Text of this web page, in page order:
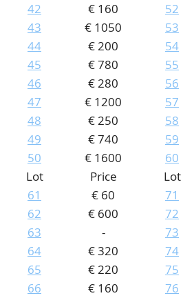
42
€ 160
43
€ 1050
44
€ 200
45
€ 780
46
€ 280
47
€ 1200
48
€ 250
49
€ 740
50
€ 1600
52
53
54
55
56
57
58
59
60
Lot
Price
61
€ 60
62
€ 600
63
-
64
€ 320
65
€ 220
66
€ 160
Lot
71
72
73
74
75
76